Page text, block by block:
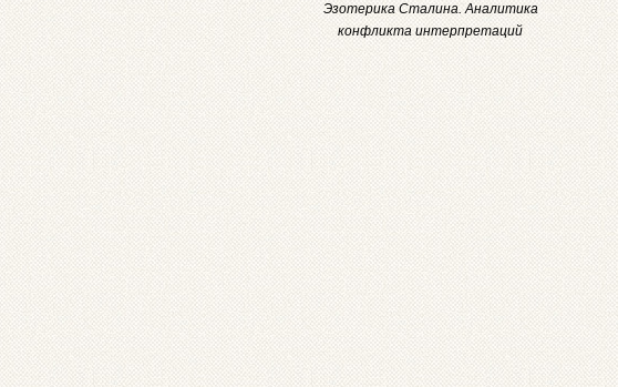
Эзотерика Сталина. Аналитика
конфликта интерпретаций